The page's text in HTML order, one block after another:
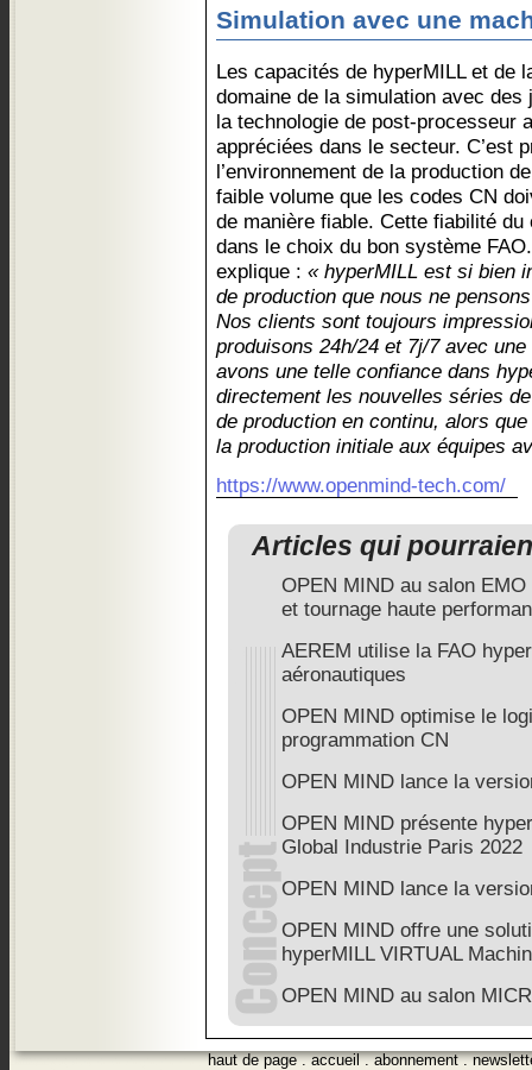
Simulation avec une
Les capacités de hyperMILL et de
domaine de la simulation avec
la technologie de post-processeur
appréciées dans le secteur. C’est
l’environnement de la production
faible volume que les codes CN
de manière fiable. Cette fiabilité
dans le choix du bon système
explique : « hyperMILL est si bien
de production que nous ne
Nos clients sont toujours
produisons 24h/24 et 7j/7 avec
avons une telle confiance dans
directement les nouvelles séries
de production en continu, alors
la production initiale aux équipes
https://www.openmind-tech.com/
Articles qui
OPEN MIND au salon
et tournage haute
AEREM utilise la FAO
aéronautiques
OPEN MIND optimise le
programmation CN
OPEN MIND lance la
OPEN MIND présente
Global Industrie Paris 2022
OPEN MIND lance la
OPEN MIND offre une
hyperMILL VIRTUAL
OPEN MIND au salon
haut de page.accueil.abonnement.